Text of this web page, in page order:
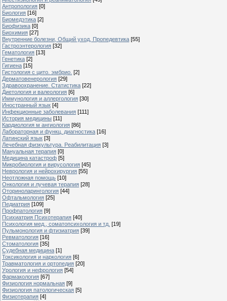
Антропология [0]
Биология [16]
Биомедэтика [2]
Биофизика [0]
Биохимия [27]
Внутренние болезни, Общий уход, Пропедевтика [55]
Гастроэнтерология [32]
Гематология [13]
Генетика [2]
Гигиена [15]
Гистология с цито. эмбрио. [2]
Дерматовенерология [29]
Здравоохранение. Статистика [22]
Диетология и валеология [6]
Иммунология и аллергология [30]
Иностранный язык [4]
Инфекционные заболевания [111]
История медицины [11]
Кардиология м ангиология [86]
Лабораторная и функц. диагностика [16]
Латинский язык [3]
Лечебная физкультура. Реабилитация [3]
Мануальная терапия [0]
Медицина катастроф [5]
Микробиология и вирусология [45]
Неврология и нейрохирургия [55]
Неотложная помощь [10]
Онкология и лучевая терапия [28]
Оториноларингология [44]
Офтальмология [25]
Педиатрия [109]
Профпатология [9]
Психиатрия Психотерапия [40]
Психология мед., соматопсихология и тд. [19]
Пульмонология и фтизиатрия [39]
Ревматология [16]
Стоматология [35]
Судебная медицина [1]
Токсикология и наркология [6]
Травматология и ортопедия [20]
Урология и нефрология [54]
Фармакология [67]
Физиология нормальная [9]
Физиология патологическая [5]
Физиотерапия [4]